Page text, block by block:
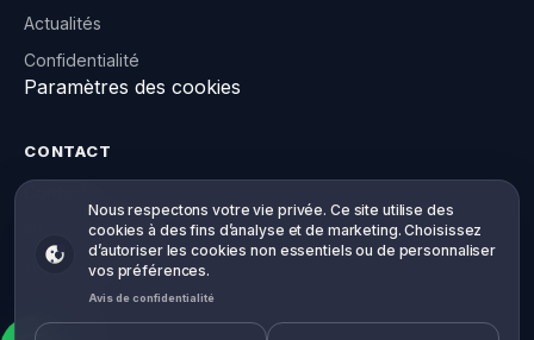
Actualités
Confidentialité
Paramètres des cookies
CONTACT
info@willowsoft.co
WhatsApp
Votre vie privée, votre choix
Nous respectons votre vie privée. Ce site utilise des
cookies à des fins d’analyse et de marketing. Choisissez
d’autoriser les cookies non essentiels ou de personnaliser
vos préférences.
Avis de confidentialité